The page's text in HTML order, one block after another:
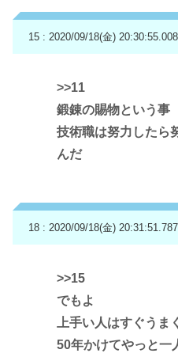
15 : 2020/09/18(金) 20:30:55.008
>>11
鍛錬の賜物という事
技術職は努力したら
んだ
18 : 2020/09/18(金) 20:31:51.787
>>15
でもよ
上手い人はすぐうま
50年かけてやっと一